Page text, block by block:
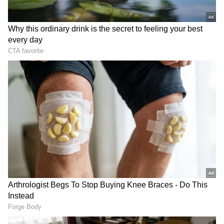
DOWNLOAD APP
ಕ್ರಿಕೆಟ್ ಮತ್ತು ಕ್ರೀಡಾ ಜಗತ್ತಿನ (Sports News in
Kannada) ಕ್ಷಣಕ್ಷಣದ ಕನ್ನಡ ಸುದ್ದಿ ಅಪ್ಡೇಟ್‌ಗಳಿಗಾಗಿ
ಏಷ್ಯಾನೆಟ್ ಸುವರ್ಣ ನ್ಯೂಸ್‌ ಫಾಲೋ ಮಾಡಿ.IPL
Live
ಸೇರಿದಂತೆ ಟೀಂ ಇಂಡಿಯಾದ ಬ್ರೇಕಿಂಗ್ ಸುದ್ದಿ
Cricket News in Kannada), ವಿಶೇಷ ವರದಿಗಳು
ಮತ್ತು ನೇರ ಪ್ರಸಾರಗಳೊಂದಿಗೆ ಸಂಪೂರ್ಣ ಮಾಹಿತಿ
ನಿಮ್ಮ ಒಂದೇ ಕ್ಲಿಕ್‌ನಲ್ಲಿ ಲಭ್ಯ. ಏಷ್ಯಾನೆಟ್ ಸುವರ್ಣ
ನ್ಯೂಸ್ ಅಧಿಕೃತ ಆ್ಯಪ್ ಡೌನ್‌ಲೋಡ್ ಮಾಡಿ ಹಾಗೂ
ಎಲ್ಲಾ ಅಪ್‌ಡೇಟ್ ಗಳನ್ನು ಪಡೆಯಿರಿ.